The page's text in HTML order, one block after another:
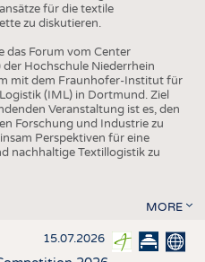
für die textile
zu diskutieren.
das Forum vom Center
der Hochschule Niederrhein
mit dem Fraunhofer-Institut für
(IML) in Dortmund. Ziel
Veranstaltung ist es, den
Forschung und Industrie zu
Perspektiven für eine
nachhaltige Textillogistik zu
MORE
15.07.2026